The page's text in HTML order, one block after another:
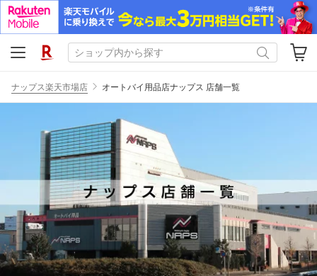
ナップス楽天市場店 オートバイ用品店ナップス 店舗一覧